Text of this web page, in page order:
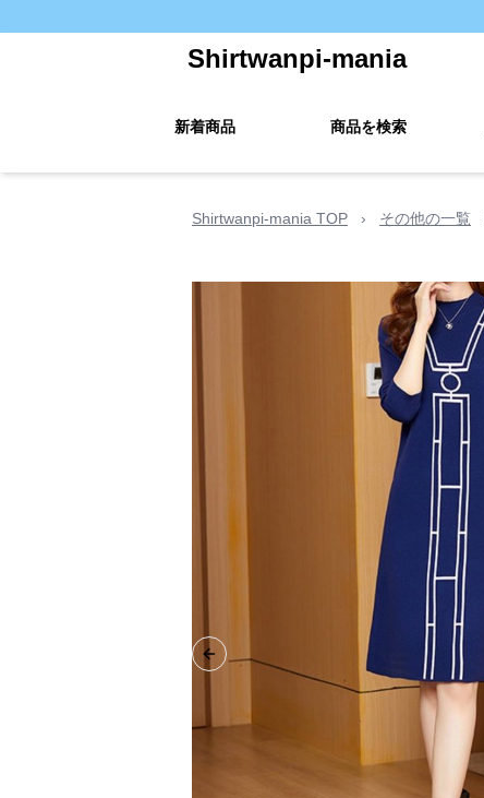
Shirtwanpi-mania
新着商品 商品を検索
Shirtwanpi-mania TOP › その他の一覧
Previous slide